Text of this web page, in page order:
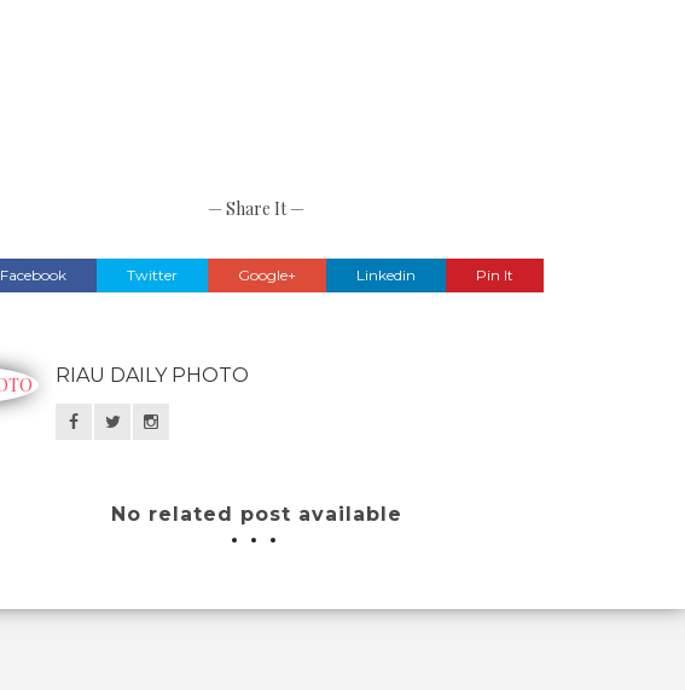
— Share It —
Facebook Twitter Google+ Linkedin Pin It
RIAU DAILY PHOTO
No related post available